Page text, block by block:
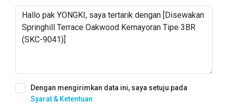
Dengan mengirimkan data ini, saya setuju pada
Syarat & Ketentuan